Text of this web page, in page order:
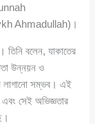
Ahmadullah)।
তিনি বলেন, যাকাতের
উন্নয়ন ও
লাগানো সম্ভব। এই
সেই অভিজ্ঞতার